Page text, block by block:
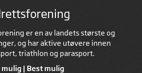
er en av landets største og
og har aktive utøvere innen
triathlon og parasport.
| Best mulig